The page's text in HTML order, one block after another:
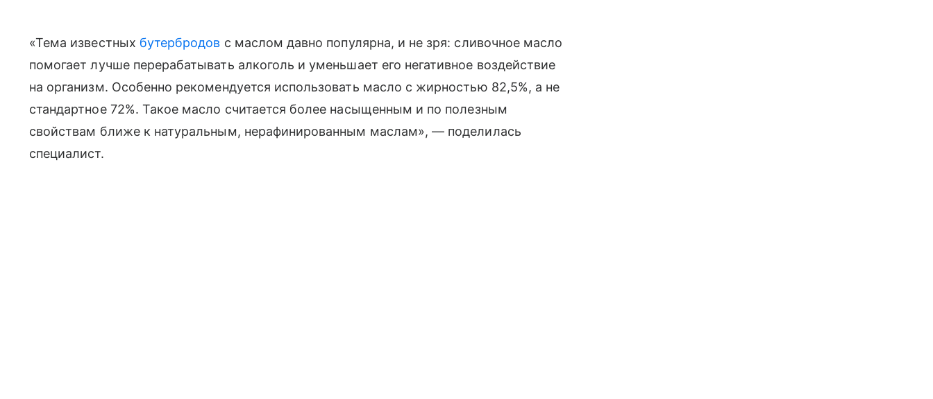
«Тема известных бутербродов с маслом давно популярна, и не зря: сливочное масло
помогает лучше перерабатывать алкоголь и уменьшает его негативное воздействие
на организм. Особенно рекомендуется использовать масло с жирностью 82,5%, а не
стандартное 72%. Такое масло считается более насыщенным и по полезным
свойствам ближе к натуральным, нерафинированным маслам», — поделилась
специалист.